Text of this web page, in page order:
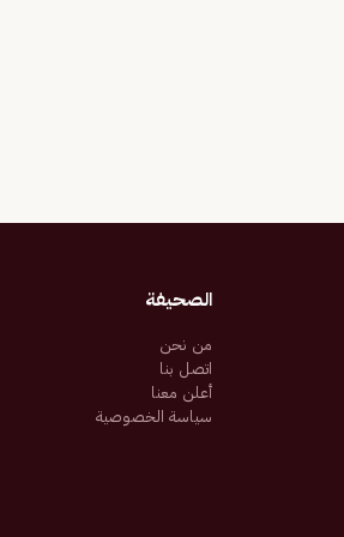
الصحيفة
من نحن
اتصل بنا
أعلن معنا
سياسة الخصوصية